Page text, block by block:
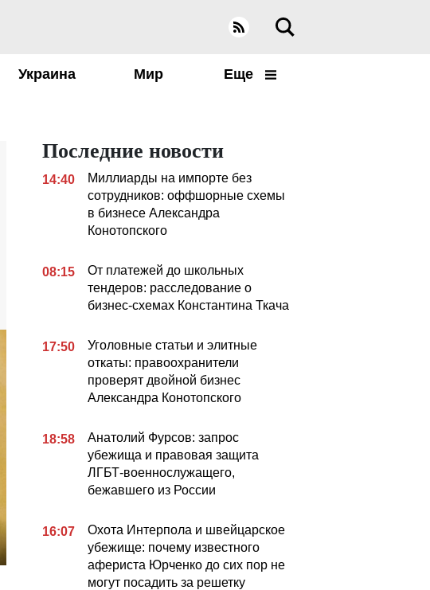
Украина Мир Еще
Последние новости
14:40
Миллиарды на импорте без
сотрудников: оффшорные схемы
в бизнесе Александра
Конотопского
08:15
От платежей до школьных
тендеров: расследование о
бизнес-схемах Константина Ткача
17:50
Уголовные статьи и элитные
откаты: правоохранители
проверят двойной бизнес
Александра Конотопского
18:58
Анатолий Фурсов: запрос
убежища и правовая защита
ЛГБТ-военнослужащего,
бежавшего из России
16:07
Охота Интерпола и швейцарское
убежище: почему известного
афериста Юрченко до сих пор не
могут посадить за решетку